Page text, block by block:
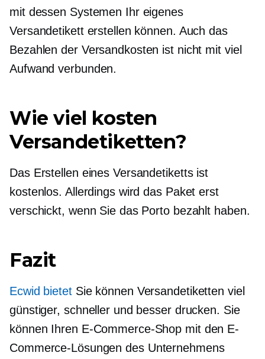
mit dessen Systemen Ihr eigenes
Versandetikett erstellen können. Auch das
Bezahlen der Versandkosten ist nicht mit viel
Aufwand verbunden.
Wie viel kosten
Versandetiketten?
Das Erstellen eines Versandetiketts ist
kostenlos. Allerdings wird das Paket erst
verschickt, wenn Sie das Porto bezahlt haben.
Fazit
Ecwid bietetSie können Versandetiketten viel
günstiger, schneller und besser drucken. Sie
können Ihren E-Commerce-Shop mit den E-
Commerce-Lösungen des Unternehmens